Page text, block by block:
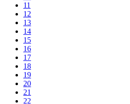
11
12
13
14
15
16
17
18
19
20
21
22